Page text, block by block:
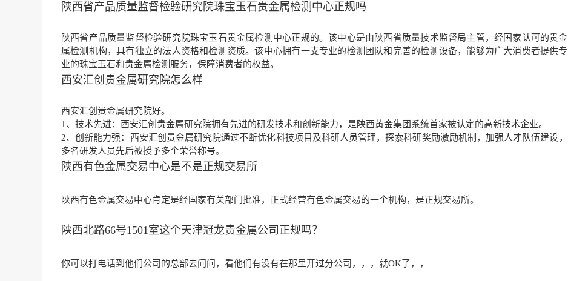
陕西省产品质量监督检验研究院珠宝玉石贵金属检测中心正规吗
陕西省产品质量监督检验研究院珠宝玉石贵金属检测中心正规的。该中心是由陕西省质量技术监督局主管，经国家认可的贵金
属检测机构，具有独立的法人资格和检测资质。该中心拥有一支专业的检测团队和完善的检测设备，能够为广大消费者提供专
业的珠宝玉石和贵金属检测服务，保障消费者的权益。
西安汇创贵金属研究院怎么样
西安汇创贵金属研究院好。
1、技术先进：西安汇创贵金属研究院拥有先进的研发技术和创新能力，是陕西黄金集团系统首家被认定的高新技术企业。
2、创新能力强：西安汇创贵金属研究院通过不断优化科技项目及科研人员管理，探索科研奖励激励机制，加强人才队伍建设，
多名研发人员先后被授予多个荣誉称号。
陕西有色金属交易中心是不是正规交易所
陕西有色金属交易中心肯定是经国家有关部门批准，正式经营有色金属交易的一个机构，是正规交易所。
陕西北路66号1501室这个天津冠龙贵金属公司正规吗？
你可以打电话到他们公司的总部去问问，看他们有没有在那里开过分公司，，，就OK了，，